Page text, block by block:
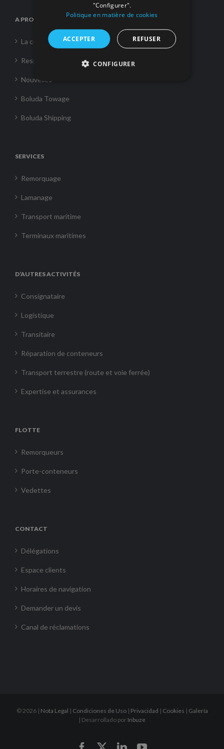
A PROPOS DE NOUS
La corporation
Responsabilité Sociale
Nouvelles
Boluda Towage
Boluda Shipping
SERVICES
Remorquage
Lamanage
Transport maritime
Terminaux maritimes
D’AUTRES ACTIVITÉS
Consignataire
Logistique
Transitaire
Réparation de conteneurs
Transport terrestre (route et voie ferrée)
Expertise et assurances
FLOTTE
Remorqueurs
Porte-conteneurs
Vedettes
CONTACT
Délégations
Espace clients
Horaires de navigation
Demander un devis
Canal de réclamations
©2026 | Nota Legal | Condiciones de Uso| Privacidad | Cookies | Galería
| Desarrollado por Inbuze
FacebookLinkedInYouTube
"Configurer".
Politique en matière de cookies
ACCEPTER REFUSER
CONFIGURER